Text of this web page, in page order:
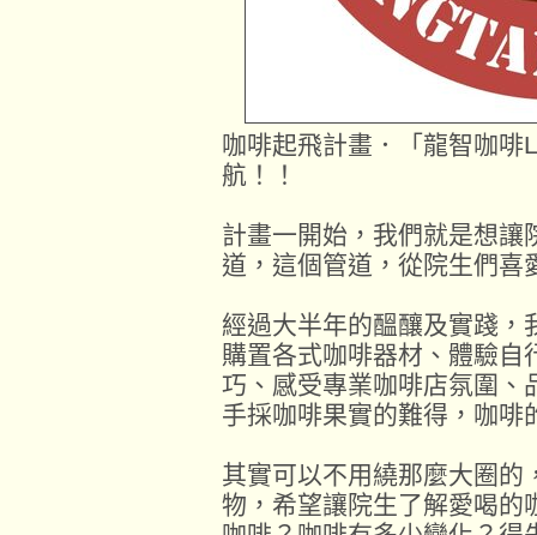
咖啡起飛計畫．「龍智咖啡
航！！
計畫一開始，我們就是想讓
道，這個管道，從院生們喜
經過大半年的醞釀及實踐，
購置各式咖啡器材、體驗自
巧、感受專業咖啡店氛圍、
手採咖啡果實的難得，咖啡
其實可以不用繞那麼大圈的
物，希望讓院生了解愛喝的